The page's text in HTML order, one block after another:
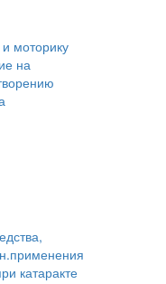
моторику
на
катаракте